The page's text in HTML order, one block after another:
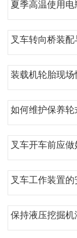
夏季高温使用
叉车转向桥装
装载机轮胎现
如何维护保养
叉车开车前应
叉车工作装置
保持液压挖掘